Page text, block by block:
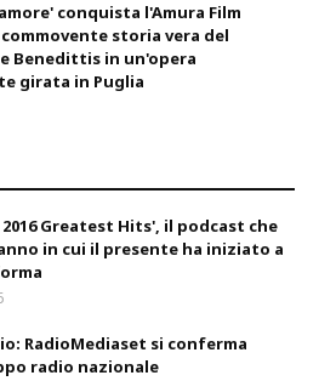
conquista l'Amura Film
storia vera del
Benedittis in un'opera
girata in Puglia
Greatest Hits', il podcast che
in cui il presente ha iniziato a
RadioMediaset si conferma
radio nazionale